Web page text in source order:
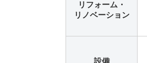
リフォーム・
リノベーション
設備